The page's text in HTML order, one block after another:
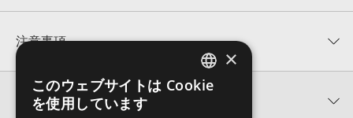
★★★★★
★5
★4
注意事項
KONTAKTフォーマットについて：
サンプルパック製品の
KONTAKTフォーマットは、製品版KONTAKT（別売）
でお使いいただけます。無償版のKONTAKT PLAYERではお使いい
関連情報
ENGLISH
×
このウェブサイトは Cookie
を使用しています